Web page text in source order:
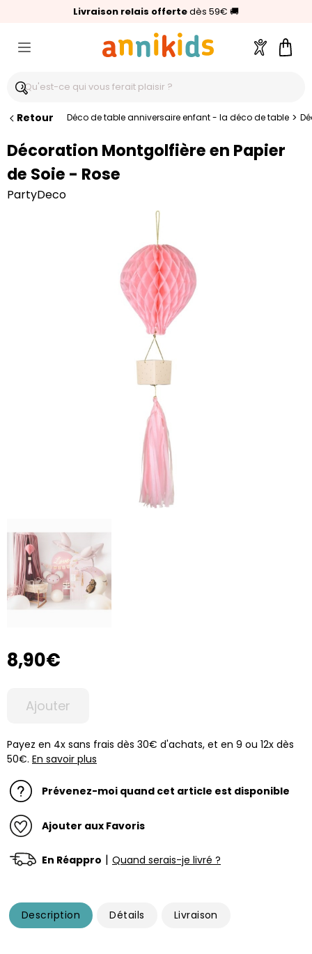
Livraison relais offertedès 59€ 🚚
🥇Palmarès Capital 2025 :Annikids N°1
⭐⭐⭐⭐⭐4,6/5(24 000 avis clients)
Compte
Retour Déco de table anniversaire enfant - la déco de table >
Décoration Montgolfière en Papier
de Soie - Rose
PartyDeco
8,90€
Ajouter
Payez en 4x sans frais dès 30€ d'achats, et en 9 ou 12x dès
50€. En savoir plus
Prévenez-moi quand cet article est disponible
Ajouter aux Favoris
En Réappro | Quand serais-je livré ?
Description Détails Livraison